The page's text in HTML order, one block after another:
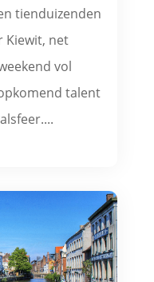
tienduizenden
Kiewit, net
vol
talent